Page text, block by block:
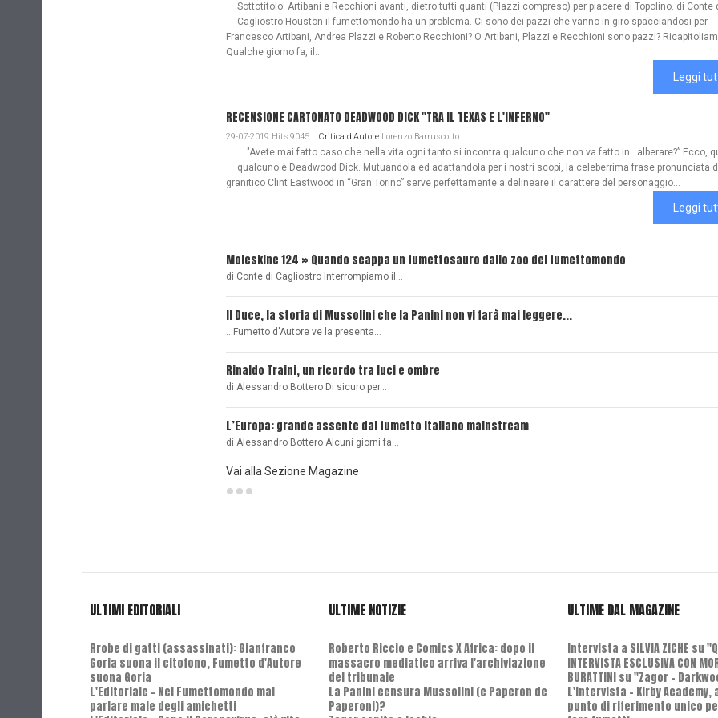
Sottotitolo: Artibani e Recchioni avanti, dietro tutti quanti (Plazzi compreso) per piacere di Topolino. di Conte
Cagliostro Houston il fumettomondo ha un problema. Ci sono dei pazzi che vanno in giro spacciandosi per
Francesco Artibani, Andrea Plazzi e Roberto Recchioni? O Artibani, Plazzi e Recchioni sono pazzi?
Qualche giorno fa, il...
Leggi
RECENSIONE CARTONATO DEADWOOD DICK "TRA IL TEXAS E L'INFERNO"
29-07-2019 Hits:9045 Critica d'AutoreLorenzo Barruscotto
"Avete mai fatto caso che nella vita ogni tanto si incontra qualcuno che non va fatto in…alberare?” Ecco,
qualcuno è Deadwood Dick. Mutuandola ed adattandola per i nostri scopi, la celeberrima frase pronunciata
granitico Clint Eastwood in “Gran Torino” serve perfettamente a delineare il carattere del personaggio...
Leggi
Moleskine 124 » Quando scappa un fumettosauro dallo zoo del fumettomondo
di Conte di Cagliostro Interrompiamo il…
Il Duce, la storia di Mussolini che la Panini non vi farà mai leggere...
...Fumetto d'Autore ve la presenta…
Rinaldo Traini, un ricordo tra luci e ombre
di Alessandro Bottero Di sicuro per…
L’Europa: grande assente dal fumetto italiano mainstream
di Alessandro Bottero Alcuni giorni fa…
Vai alla Sezione Magazine
ULTIMI EDITORIALI
Rrobe di gatti (assassinati): Gianfranco
Goria suona il citofono, Fumetto d'Autore
suona Goria
L'Editoriale - Nel Fumettomondo mai
parlare male degli amichetti
ULTIME NOTIZIE
Roberto Riccio e Comics X Africa: dopo il
massacro mediatico arriva l'archiviazione
del tribunale
La Panini censura Mussolini (e Paperon de
Paperoni)?
ULTIME DAL MAGAZINE
Intervista a SILVIA ZICHE su
INTERVISTA ESCLUSIVA CON
BURATTINI su "Zagor -
L'Intervista - Kirby Academy,
punto di riferimento unico